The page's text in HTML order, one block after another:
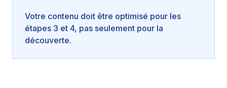
Votre contenu doit être optimisé pour les
étapes 3 et 4, pas seulement pour la
découverte.